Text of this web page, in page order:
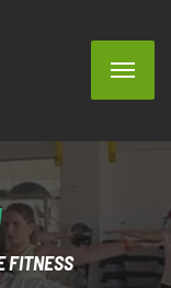
FITNESS